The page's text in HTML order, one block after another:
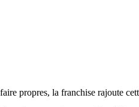
propres, la franchise rajoute